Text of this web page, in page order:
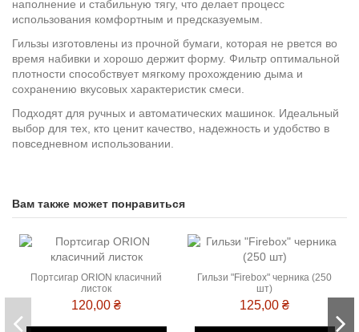
наполнение и стабильную тягу, что делает процесс
использования комфортным и предсказуемым.
Гильзы изготовлены из прочной бумаги, которая не рвется во
время набивки и хорошо держит форму. Фильтр оптимальной
плотности способствует мягкому прохождению дыма и
сохранению вкусовых характеристик смеси.
Подходят для ручных и автоматических машинок. Идеальный
выбор для тех, кто ценит качество, надежность и удобство в
повседневном использовании.
Вам также может понравиться
Портсигар ORION класичний
листок
120,00 ₴
Гильзи "Firebox" черника (250
шт)
125,00 ₴